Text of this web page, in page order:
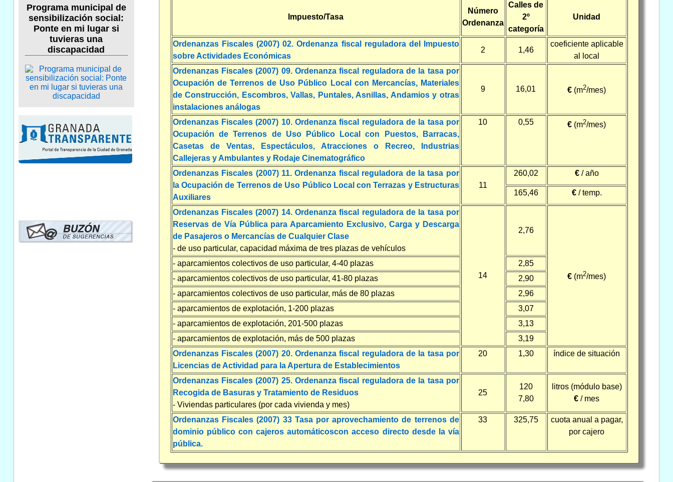
Programa municipal de
sensibilización social:
Ponte en mi lugar si
tuvieras una
discapacidad
Impuesto/Tasa
Número
Ordenanza
Calles de
2º
categoría
Unidad
Ordenanzas Fiscales (2007) 02. Ordenanza fiscal reguladora del Impuesto
sobre Actividades Económicas
2 1,46
coeficiente aplicable
al local
Ordenanzas Fiscales (2007) 09. Ordenanza fiscal reguladora de la tasa por
Ocupación de Terrenos de Uso Público Local con Mercancías, Materiales
de Construcción, Escombros, Vallas, Puntales, Asnillas, Andamios y otras
instalaciones análogas
9 16,01 € (m2/mes)
Ordenanzas Fiscales (2007) 10. Ordenanza fiscal reguladora de la tasa por
Ocupación de Terrenos de Uso Público Local con Puestos, Barracas,
Casetas de Ventas, Espectáculos, Atracciones o Recreo, Industrias
Callejeras y Ambulantes y Rodaje Cinematográfico
10 0,55 € (m2/mes)
Ordenanzas Fiscales (2007) 11. Ordenanza fiscal reguladora de la tasa por
la Ocupación de Terrenos de Uso Público Local con Terrazas y Estructuras
Auxiliares
11
260,02 €/ año
165,46 €/ temp.
Ordenanzas Fiscales (2007) 14. Ordenanza fiscal reguladora de la tasa por
Reservas de Vía Pública para Aparcamiento Exclusivo, Carga y Descarga
de Pasajeros o Mercancías de Cualquier Clase
- de uso particular, capacidad máxima de tres plazas de vehículos
14
2,76
€ (m2/mes)
- aparcamientos colectivos de uso particular, 4-40 plazas
2,85
- aparcamientos colectivos de uso particular, 41-80 plazas
2,90
- aparcamientos colectivos de uso particular, más de 80 plazas
2,96
- aparcamientos de explotación, 1-200 plazas
3,07
- aparcamientos de explotación, 201-500 plazas
3,13
- aparcamientos de explotación, más de 500 plazas
3,19
Ordenanzas Fiscales (2007) 20. Ordenanza fiscal reguladora de la tasa por
Licencias de Actividad para la Apertura de Establecimientos
20 1,30 índice de situación
Ordenanzas Fiscales (2007) 25. Ordenanza fiscal reguladora de la tasa por
Recogida de Basuras y Tratamiento de Residuos
- Viviendas particulares (por cada vivienda y mes)
25
120
7,80
litros (módulo base)
€ / mes
Ordenanzas Fiscales (2007) 33 Tasa por aprovechamiento de terrenos de
dominio público con cajeros automáticoscon acceso directo desde la vía
pública.
33 325,75
cuota anual a pagar,
por cajero